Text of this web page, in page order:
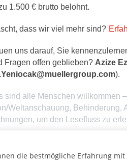
die bestmögliche Erfahrung
1.500 € brutto belohnt.
dass wir viel mehr sind?
uns darauf, Sie
Fragen offen geblieben? Azize
).
sind alle Menschen willkommen
Weltanschauung, Behinderung,
um den Lesefluss zu